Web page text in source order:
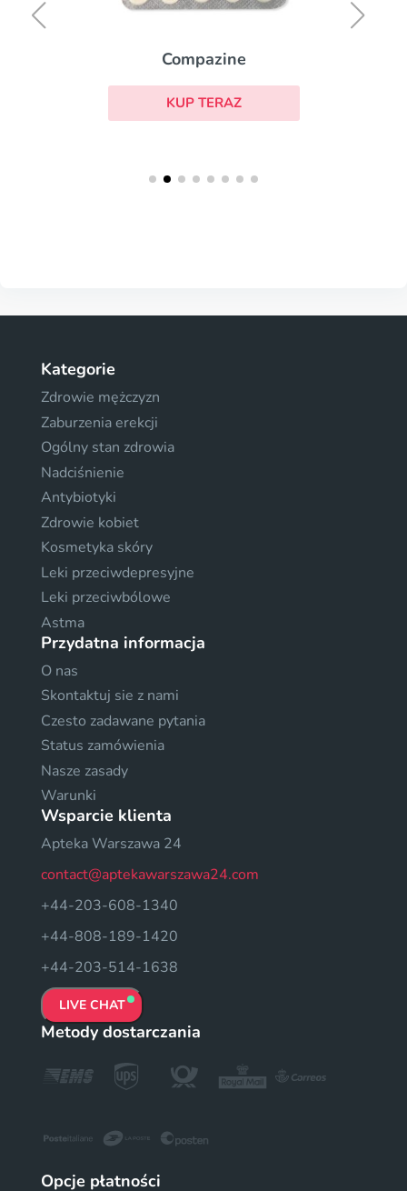
Compazine
KUP TERAZ
Kategorie
Zdrowie mężczyzn
Zaburzenia erekcji
Ogólny stan zdrowia
Nadciśnienie
Antybiotyki
Zdrowie kobiet
Kosmetyka skóry
Leki przeciwdepresyjne
Leki przeciwbólowe
Astma
Przydatna informacja
O nas
Skontaktuj sie z nami
Czesto zadawane pytania
Status zamówienia
Nasze zasady
Warunki
Wsparcie klienta
Apteka Warszawa 24
contact@aptekawarszawa24.com
+44-203-608-1340
+44-808-189-1420
+44-203-514-1638
LIVE CHAT
Metody dostarczania
Opcje płatności